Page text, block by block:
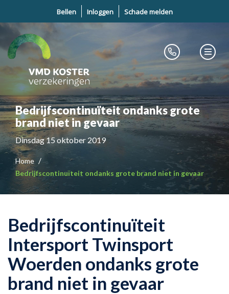
Bellen Inloggen Schade melden
Bedrijfscontinuïteit ondanks grote
brand niet in gevaar
Dinsdag 15 oktober 2019
Home
Bedrijfscontinuïteit ondanks grote brand niet in gevaar
Bedrijfscontinuïteit
Intersport Twinsport
Woerden ondanks grote
brand niet in gevaar